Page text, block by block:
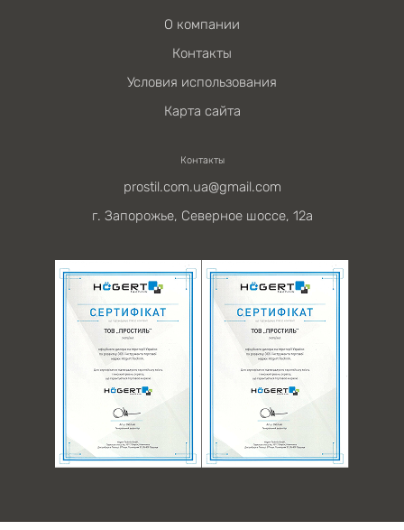
О компании
Контакты
Условия использования
Карта сайта
Контакты
prostil.com.ua@gmail.com
г. Запорожье, Северное шоссе, 12а